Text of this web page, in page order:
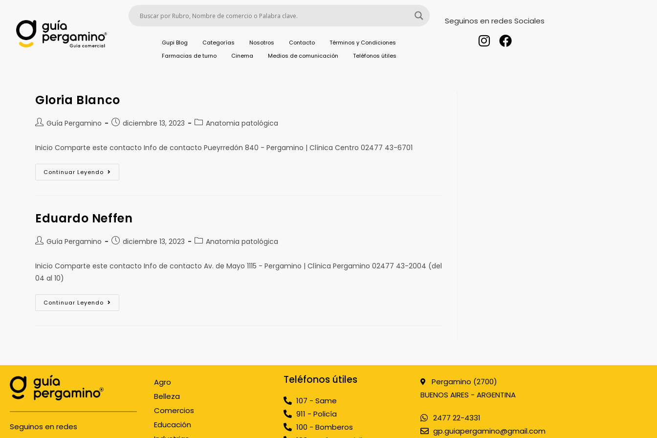
Gupi Blog Categorías Nosotros Contacto
Términos y Condiciones
Farmacias de turno
Cinema Medios de comunicación Teléfonos útiles
Seguinos en redes Sociales
Gloria Blanco
Guía Pergamino diciembre 13, 2023 Anatomia patológica
Inicio Comparte este contacto Info de contacto Pueyrredón 840 - Pergamino | Clínica Centro 02477 43-6701
Continuar Leyendo
Eduardo Neffen
Guía Pergamino diciembre 13, 2023 Anatomia patológica
Inicio Comparte este contacto Info de contacto Av. de Mayo 1115 - Pergamino | Clínica Pergamino 02477 43-2004 (del
04 al 10)
Continuar Leyendo
Seguinos en redes
Agro
Belleza
Comercios
Educación
Teléfonos útiles
107 - Same
911 - Policía
100 - Bomberos
Pergamino (2700)
BUENOS AIRES - ARGENTINA
2477 22-4331
gp.guiapergamino@gmail.com